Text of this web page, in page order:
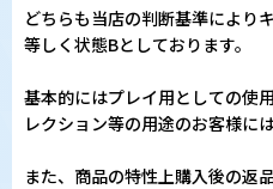
どちらも当店の判断基準により
等しく状態Bとしております。
基本的にはプレイ用としての使
レクション等の用途のお客様に
また、商品の特性上購入後の返